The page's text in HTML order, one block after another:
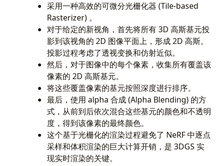
采用一种高效的可微分光栅化器 (Tile-based
Rasterizer) 。
对于给定的新视角，首先将所有 3D 高斯基元投
影到该视角的 2D 图像平面上，形成 2D 高斯。
投影过程考虑了透视变换和仿射近似。
然后，对于图像中的每个像素，收集所有覆盖该
像素的 2D 高斯基元。
将这些覆盖像素的基元按照深度进行排序。
最后，使用 alpha 合成 (Alpha Blending) 的方
式，从前到后依次混合这些基元的颜色和不透明
度，得到该像素的最终颜色。
这个基于光栅化的渲染过程避免了 NeRF 中逐点
采样和体积渲染的巨大计算开销，是 3DGS 实
现实时渲染的关键。